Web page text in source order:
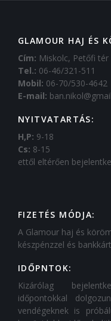
GLAMOUR HAJ ÉS
Cím: Miskolc, Petőfi tér
Tel.: 06-46/321-511
Mobil: 06-70/530-4642
E-mail:
NYITVATARTÁS:
H,P: 9-18
Cs: 8-15
ettől eltérően
FIZETÉS MÓDJA:
A Glamour haj és
készpénzzel és
IDŐPNTOK:
Kizárólag
időpontokkal
vendégeknek is